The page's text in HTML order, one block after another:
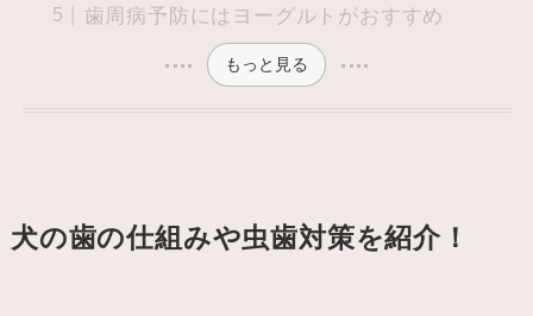
歯周病予防にはヨーグルトがおすすめ
もっと見る
犬の歯の仕組みや虫歯対策を紹介！